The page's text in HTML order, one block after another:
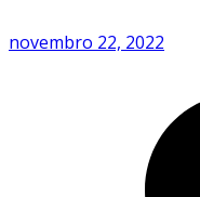
novembro 22, 2022